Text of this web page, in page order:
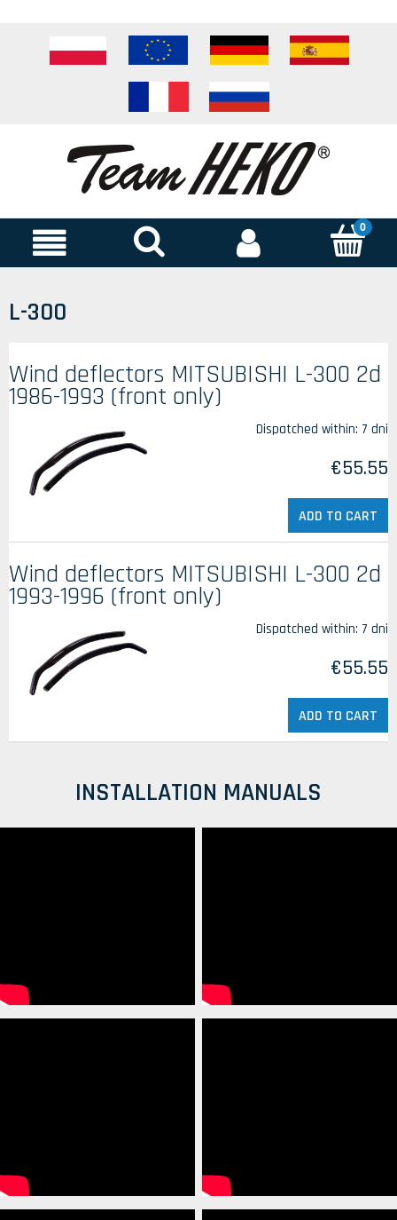
L-300
Wind deflectors MITSUBISHI L-300 2d
1986-1993 (front only)
Dispatched within: 7 dni
€55.55
ADD TO CART
Wind deflectors MITSUBISHI L-300 2d
1993-1996 (front only)
Dispatched within: 7 dni
€55.55
ADD TO CART
INSTALLATION MANUALS